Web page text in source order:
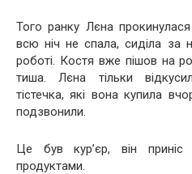
Того ранку Лєна
всю ніч не спала, сиділа за
роботі. Костя вже пішов на
тиша. Лєна тільки
тістечка, які вона купила
подзвонили.
Це був кур’єр, він
продуктами.